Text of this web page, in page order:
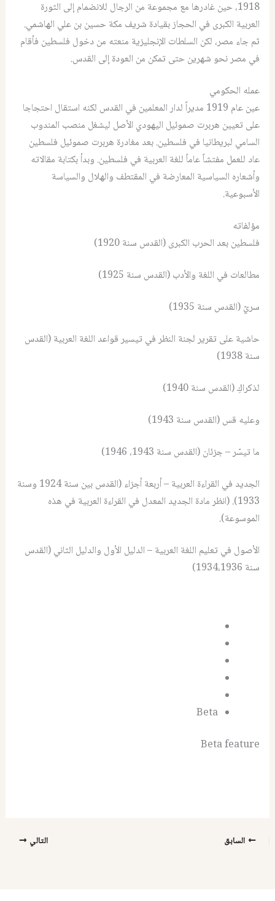
1918، حين غادرها مع مجموعة من الرجال للانضمام إلى الثورة
العربية الكبرى في الحجاز بقيادة شريف مكة حسين بن علي الهاشمي.
ثم جاء مصر، لكن السلطات الإنجليزية منعته من دخول فلسطين فأقام
في مصر نحو شهرين حتى تمكن من العودة إلى القدس.
عمله الحكومي
عين عام 1919 مديراً لدار المعلمين في القدس لكنه استقال احتجاجا
على تعيين هربرت صموئيل اليهودي الأصل ليشغل منصب المندوب
السامي لبريطانيا في فلسطين. بعد مغادرة هربرت صموئيل فلسطين
عاد للعمل مفتشاً عاماً للغة العربية في فلسطين. وبدأ بكتابة مقالاته
وأشعاره السياسية المعارضة في المقتطف والهلال والسياسة
الأسبوعية.
مؤلفاته
فلسطين بعد الحرب الكبرى (القدس سنة 1920)
مطالعات في اللغة والأدب (القدس سنة 1925)
سريّ (القدس سنة 1935)
حاشية على تقرير لجنة النظر في تيسير قواعد اللغة العربية (القدس
سنة 1938)
لذكراكِ (القدس سنة 1940)
وعليه قس (القدس سنة 1943)
ما تيسّر – جزئان (القدس سنة 1943، 1946)
الجديد في القراءة العربية – أربعة أجزاء (القدس بين سنة 1924 وسنة
1933). (انظر مادة الجديد المعدل في القراءة العربية في هذه
الموسوعة).
الأصول في تعليم اللغة العربية – الدليل الأول والدليل الثاني (القدس
سنة 1934،1936)
Beta
Beta feature
السابق التالي